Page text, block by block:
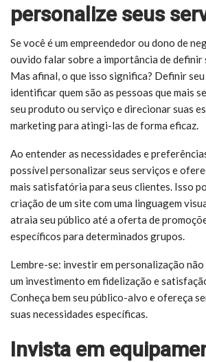
personalize seus
Se você é um empreendedor ou dono de
ouvido falar sobre a importância de definir
Mas afinal, o que isso significa? Definir
identificar quem são as pessoas que mais
seu produto ou serviço e direcionar suas
marketing para atingi-las de forma eficaz.
Ao entender as necessidades e
possível personalizar seus serviços e
mais satisfatória para seus clientes. Isso
criação de um site com uma linguagem
atraia seu público até a oferta de
específicos para determinados grupos.
Lembre-se: investir em personalização não
um investimento em fidelização e
Conheça bem seu público-alvo e ofereça
suas necessidades específicas.
Invista em